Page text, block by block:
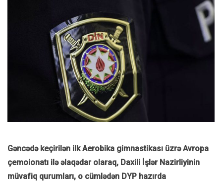
Gəncədə keçirilən ilk Aerobika gimnastikası üzrə Avropa
çemoionatı ilə əlaqədar olaraq, Daxili İşlər Nazirliyinin
müvafiq qurumları, o cümlədən DYP hazırda